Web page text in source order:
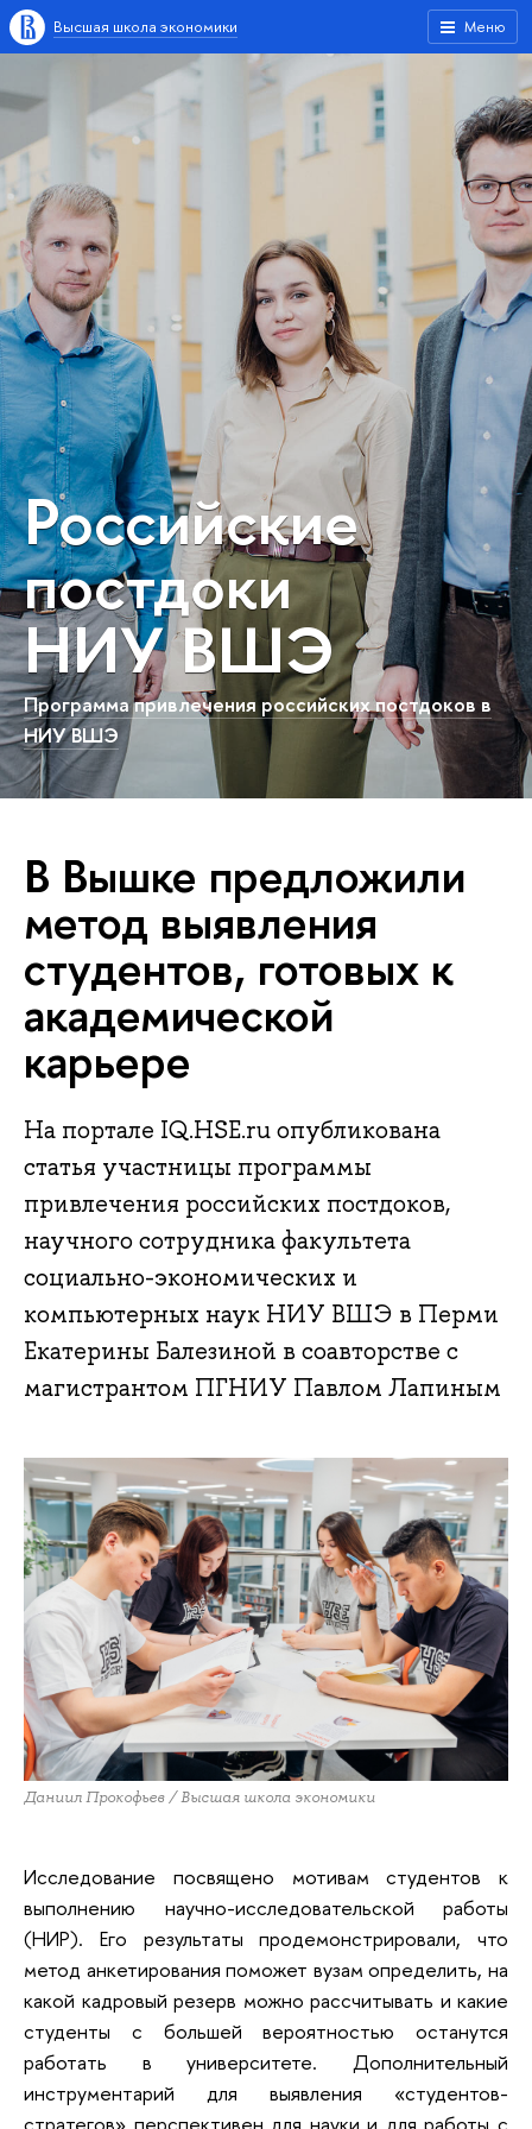
Меню
Высшая школа экономики
Российские
постдоки
НИУ ВШЭ
Программа привлечения российских постдоков в
НИУ ВШЭ
В Вышке предложили
метод выявления
студентов, готовых к
академической
карьере
На портале IQ.HSE.ru опубликована
статья участницы программы
привлечения российских постдоков,
научного сотрудника факультета
социально-экономических и
компьютерных наук НИУ ВШЭ в Перми
Екатерины Балезиной в соавторстве с
магистрантом ПГНИУ Павлом Лапиным
Даниил Прокофьев / Высшая школа экономики
Исследование посвящено мотивам студентов к
выполнению научно-исследовательской работы
(НИР). Его результаты продемонстрировали, что
метод анкетирования поможет вузам определить, на
какой кадровый резерв можно рассчитывать и какие
студенты с большей вероятностью останутся
работать в университете. Дополнительный
инструментарий для выявления «студентов-
стратегов» перспективен для науки и для работы с